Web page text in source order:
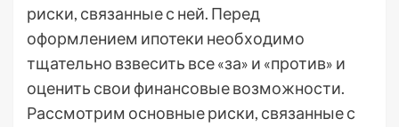
риски, связанные с ней. Перед
оформлением ипотеки необходимо
тщательно взвесить все «за» и «против» и
оценить свои финансовые возможности.
Рассмотрим основные риски, связанные с